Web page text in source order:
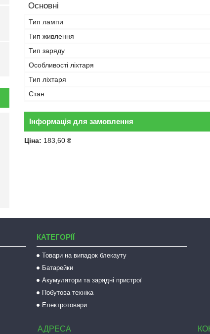
Основні
Тип лампи
Тип живлення
Тип заряду
Особливості ліхтаря
Тип ліхтаря
Стан
Інформація для замовлення
Ціна: 183,60 ₴
КАТЕГОРІЇ
Товари на випадок блекауту
Батарейки
Акумулятори та зарядні пристрої
Побутова техніка
Електротовари